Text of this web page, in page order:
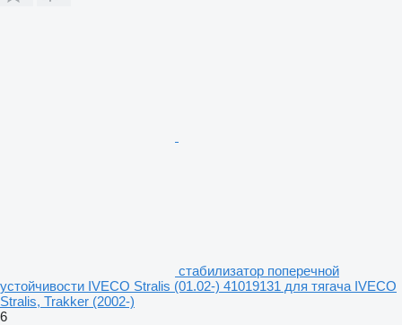
стабилизатор поперечной
устойчивости IVECO Stralis (01.02-) 41019131 для тягача IVECO
Stralis, Trakker (2002-)
6